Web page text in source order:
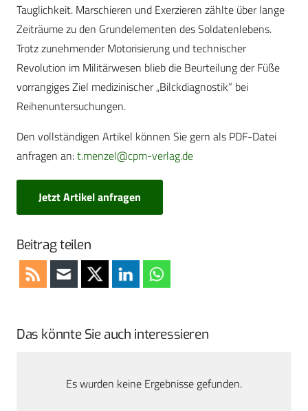
Tauglichkeit. Marschieren und Exerzieren zählte über lange
Zeiträume zu den Grundelementen des Soldatenlebens.
Trotz zunehmender Motorisierung und technischer
Revolution im Militärwesen blieb die Beurteilung der Füße
vorrangiges Ziel medizinischer „Bilckdiagnostik“ bei
Reihenuntersuchungen.
Den vollständigen Artikel können Sie gern als PDF-Datei
anfragen an:t.menzel@cpm-verlag.de
Jetzt Artikel anfragen
Beitrag teilen
Das könnte Sie auch interessieren
Es wurden keine Ergebnisse gefunden.